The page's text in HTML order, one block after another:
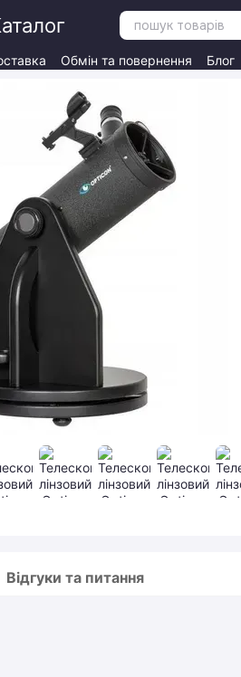
Обмін та повернення Блог
Відгуки та питання